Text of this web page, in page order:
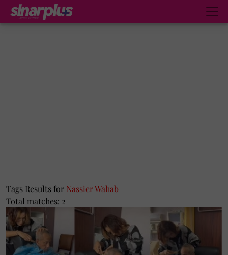
Tags Results for Nassier Wahab
Total matches: 2